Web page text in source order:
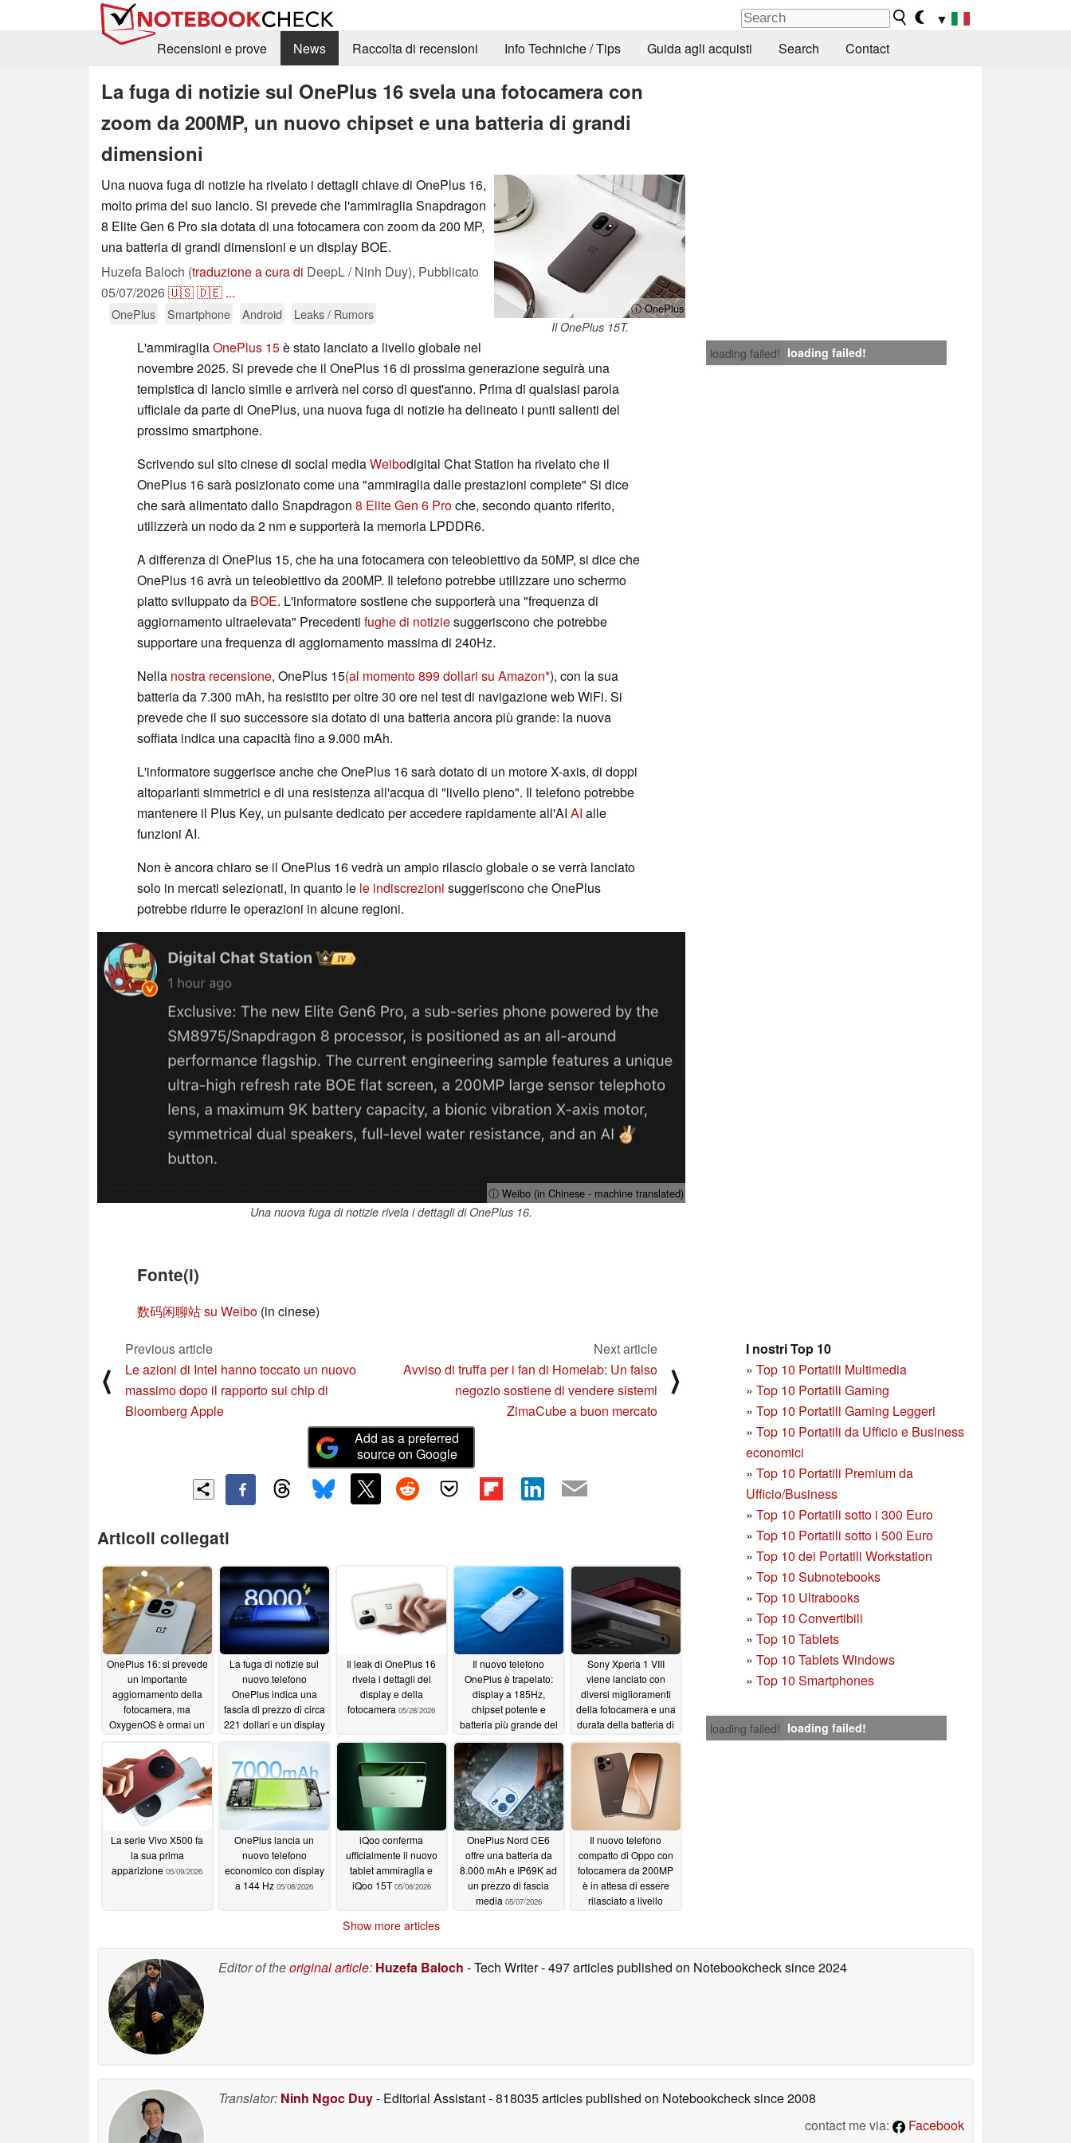
▼
Recensioni e prove
News Raccolta di recensioni Info Techniche / Tips Guida agli acquisti Search Contact
La fuga di notizie sul OnePlus 16 svela una fotocamera con
zoom da 200MP, un nuovo chipset e una batteria di grandi
dimensioni
ⓘ OnePlus
Il OnePlus 15T.
Una nuova fuga di notizie ha rivelato i dettagli chiave di OnePlus 16,
molto prima del suo lancio. Si prevede che l'ammiraglia Snapdragon
8 Elite Gen 6 Pro sia dotata di una fotocamera con zoom da 200 MP,
una batteria di grandi dimensioni e un display BOE.
Huzefa Baloch (traduzione a cura di DeepL / Ninh Duy), Pubblicato
05/07/2026🇺🇸🇩🇪 ...
OnePlus Smartphone Android Leaks / Rumors
loading failed! loading failed!
L'ammiragliaOnePlus 15è stato lanciato a livello globale nel
novembre 2025. Si prevede che il OnePlus 16 di prossima generazione seguirà una
tempistica di lancio simile e arriverà nel corso di quest'anno. Prima di qualsiasi parola
ufficiale da parte di OnePlus, una nuova fuga di notizie ha delineato i punti salienti del
prossimo smartphone.
Scrivendo sul sito cinese di social mediaWeibodigital Chat Station ha rivelato che il
OnePlus 16 sarà posizionato come una "ammiraglia dalle prestazioni complete" Si dice
che sarà alimentato dallo Snapdragon 8 Elite Gen 6 Proche, secondo quanto riferito,
utilizzerà un nodo da 2 nm e supporterà la memoria LPDDR6.
A differenza di OnePlus 15, che ha una fotocamera con teleobiettivo da 50MP, si dice che
OnePlus 16 avrà un teleobiettivo da 200MP. Il telefono potrebbe utilizzare uno schermo
piatto sviluppato da BOE. L'informatore sostiene che supporterà una "frequenza di
aggiornamento ultraelevata" Precedenti fughe di notiziesuggeriscono che potrebbe
supportare una frequenza di aggiornamento massima di 240Hz.
Nella nostra recensione, OnePlus 15(al momento 899 dollari su Amazon ), con la sua
batteria da 7.300 mAh, ha resistito per oltre 30 ore nel test di navigazione web WiFi. Si
prevede che il suo successore sia dotato di una batteria ancora più grande: la nuova
soffiata indica una capacità fino a 9.000 mAh.
L'informatore suggerisce anche che OnePlus 16 sarà dotato di un motore X-axis, di doppi
altoparlanti simmetrici e di una resistenza all'acqua di "livello pieno". Il telefono potrebbe
mantenere il Plus Key, un pulsante dedicato per accedere rapidamente all'AI AI alle
funzioni AI.
Non è ancora chiaro se il OnePlus 16 vedrà un ampio rilascio globale o se verrà lanciato
solo in mercati selezionati, in quanto le le indiscrezioni suggeriscono che OnePlus
potrebbe ridurre le operazioni in alcune regioni.
ⓘ Weibo (in Chinese - machine translated)
Una nuova fuga di notizie rivela i dettagli di OnePlus 16.
Fonte(i)
数码闲聊站 su Weibo (in cinese)
I nostri Top 10
» Top 10 Portatili Multimedia
» Top 10 Portatili Gaming
» Top 10 Portatili Gaming Leggeri
» Top 10 Portatili da Ufficio e Business
economici
» Top 10 Portatili Premium da
Ufficio/Business
» Top 10 Portatili sotto i 300 Euro
» Top 10 Portatili sotto i 500 Euro
» Top 10 dei Portatili Workstation
» Top 10 Subnotebooks
» Top 10 Ultrabooks
» Top 10 Convertibili
» Top 10 Tablets
» Top 10 Tablets Windows
» Top 10 Smartphones
loading failed! loading failed!
⟨
Previous article
Le azioni di Intel hanno toccato un nuovo
massimo dopo il rapporto sui chip di
Bloomberg Apple
Next article
Avviso di truffa per i fan di Homelab: Un falso
negozio sostiene di vendere sistemi
ZimaCube a buon mercato
⟩
Add as a preferred
source on Google
Articoli collegati
OnePlus 16: si prevede
un importante
aggiornamento della
fotocamera, ma
OxygenOS è ormai un
La fuga di notizie sul
nuovo telefono
OnePlus indica una
fascia di prezzo di circa
221 dollari e un display
Il leak di OnePlus 16
rivela i dettagli del
display e della
fotocamera 05/28/2026
Il nuovo telefono
OnePlus è trapelato:
display a 185Hz,
chipset potente e
batteria più grande del
OnePlus 1505/18/2026
Sony Xperia 1 VIII
viene lanciato con
diversi miglioramenti
della fotocamera e una
durata della batteria di
05/13/2026
La serie Vivo X500 fa
la sua prima
apparizione 05/09/2026
OnePlus lancia un
nuovo telefono
economico con display
a 144 Hz 05/08/2026
iQoo conferma
ufficialmente il nuovo
tablet ammiraglia e
iQoo 15T05/08/2026
OnePlus Nord CE6
offre una batteria da
8.000 mAh e IP69K ad
un prezzo di fascia
media 05/07/2026
Il nuovo telefono
compatto di Oppo con
fotocamera da 200MP
è in attesa di essere
rilasciato a livello
Show more articles
Editor of theoriginal article: Huzefa Baloch - Tech Writer- 497 articles published on Notebookchecksince 2024
Translator: Ninh Ngoc Duy- Editorial Assistant- 818035 articles published on Notebookchecksince 2008
contact me via:
Facebook